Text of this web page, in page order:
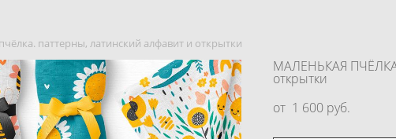
паттерны, латинский алфавит и открытки
МАЛЕНЬКАЯ
открытки
от 1 600 pуб.